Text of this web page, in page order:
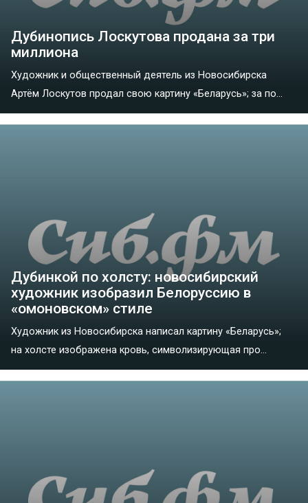
Дубинопись Лоскутова продана за три
миллиона
Художник и общественный деятель из Новосибирска
Артём Лоскутов продал свою картину «Беларусь»; за по...
Дубинкой по холсту: новосибирский
художник изобразил Белоруссию в
«омоновском» стиле
Художник из Новосибирска написал картину «Беларусь»;
на холсте изображена кровь, символизирующая про...